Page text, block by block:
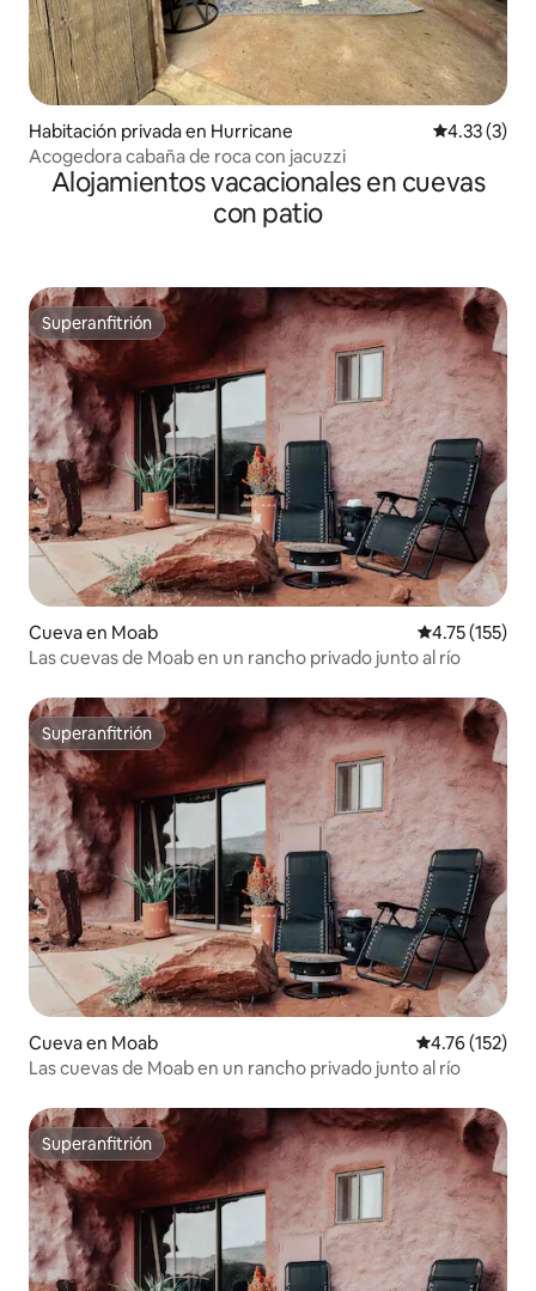
Habitación privada en Hurricane Calificación
4.33 (3)
Acogedora cabaña de roca con jacuzzi
Alojamientos vacacionales en cuevas
con patio
Superanfitrión
Superanfitrión
Cueva en Moab Calificación
4.75 (155)
Las cuevas de Moab en un rancho privado junto al río
Superanfitrión
Superanfitrión
Cueva en Moab Calificación
4.76 (152)
Las cuevas de Moab en un rancho privado junto al río
Superanfitrión
Superanfitrión